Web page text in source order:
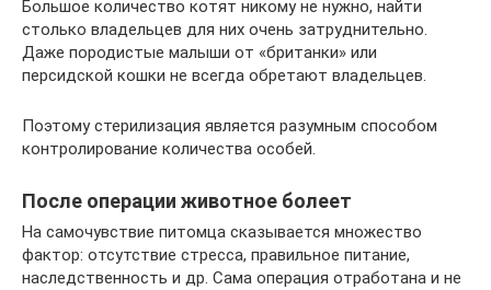
Большое количество котят никому не нужно, найти
столько владельцев для них очень затруднительно.
Даже породистые малыши от «британки» или
персидской кошки не всегда обретают владельцев.
Поэтому стерилизация является разумным способом
контролирование количества особей.
После операции животное болеет
На самочувствие питомца сказывается множество
фактор: отсутствие стресса, правильное питание,
наследственность и др. Сама операция отработана и не